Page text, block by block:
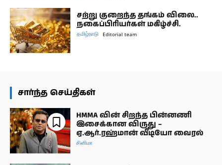
சற்று குறைந்த தங்கம் விலை..
நகைப்பிரியர்கள் மகிழ்ச்சி.
தமிழ்நாடு Editorial team
சார்ந்த செய்திகள்
HMMA வின் சிறந்த பின்னணி
இசைக்கான விருது –
ஏ.ஆர்.ரஹ்மான் வீடியோ வைரல்
சினிமா